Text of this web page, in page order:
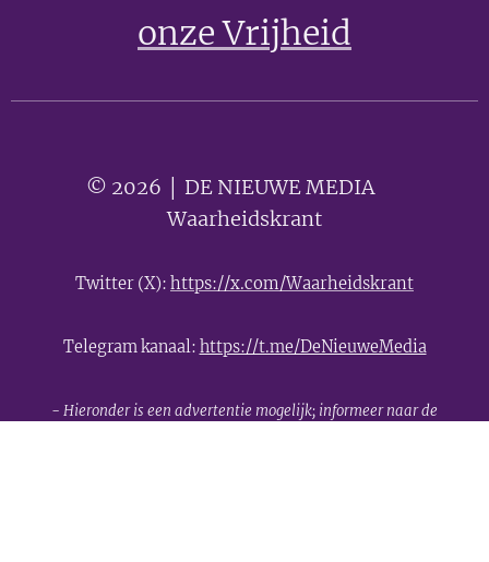
onze Vrijheid
© 2026 │ DE NIEUWE MEDIA 🟣
Waarheidskrant
Twitter (X): https://x.com/Waarheidskrant
Telegram kanaal: https://t.me/DeNieuweMedia
- Hieronder is een advertentie mogelijk; informeer naar de